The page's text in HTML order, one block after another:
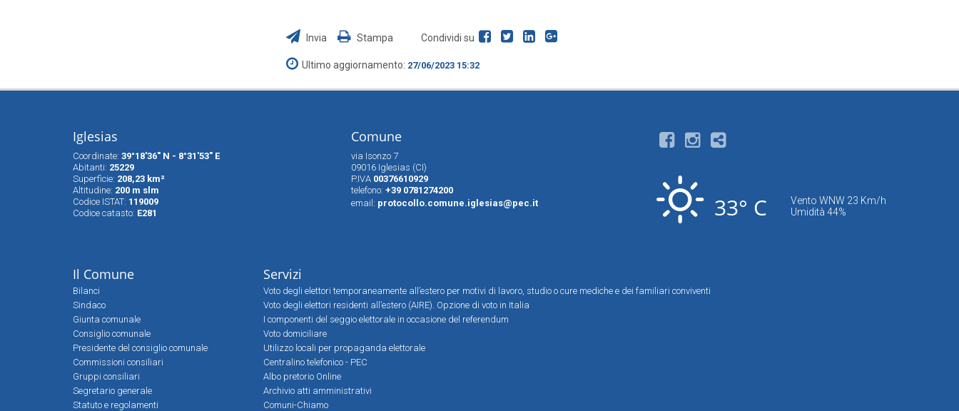
Invia Stampa Condividi su
Ultimo aggiornamento: 27/06/2023 15:32
Iglesias
Coordinate: 39°18'36" N - 8°31'53" E
Abitanti: 25229
Superfìcie: 208,23 km²
Altitudine: 200 m slm
Codice ISTAT: 119009
Codice catasto: E281
Comune
via Isonzo 7
09016 Iglesias (CI)
P.IVA 00376610929
telefono: +39 0781274200
email: protocollo.comune.iglesias@pec.it 33° C
Vento WNW 23 Km/h
Umidità 44%
Il Comune
Bilanci
Sindaco
Giunta comunale
Consiglio comunale
Presidente del consiglio comunale
Commissioni consiliari
Gruppi consiliari
Segretario generale
Statuto e regolamenti
Servizi
Voto degli elettori temporaneamente all’estero per motivi di lavoro, studio o cure mediche e dei familiari conviventi
Voto degli elettori residenti all’estero (AIRE). Opzione di voto in Italia
I componenti del seggio elettorale in occasione del referendum
Voto domiciliare
Utilizzo locali per propaganda elettorale
Centralino telefonico - PEC
Albo pretorio Online
Archivio atti amministrativi
Comuni-Chiamo